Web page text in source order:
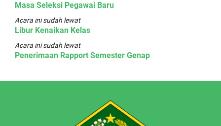
Masa Seleksi Pegawai Baru
Acara ini sudah lewat
Libur Kenaikan Kelas
Acara ini sudah lewat
Penerimaan Rapport Semester Genap